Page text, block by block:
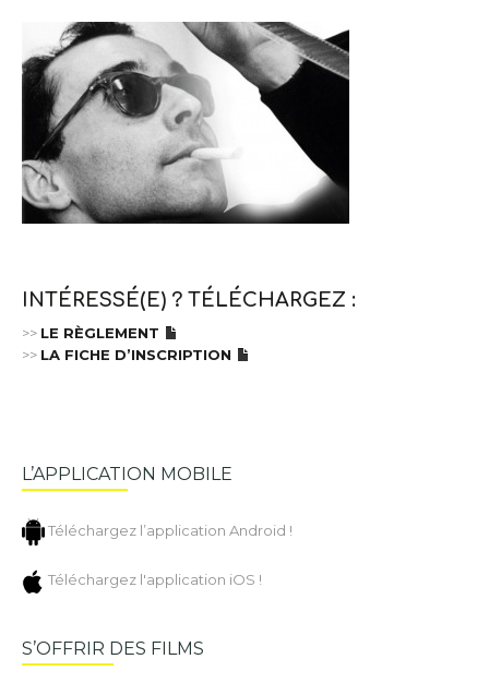
INTÉRESSÉ(E) ? TÉLÉCHARGEZ :
>> LE RÈGLEMENT
>> LA FICHE D’INSCRIPTION
L’APPLICATION MOBILE
Téléchargez l’application Android !
Téléchargez l'application iOS !
S’OFFRIR DES FILMS